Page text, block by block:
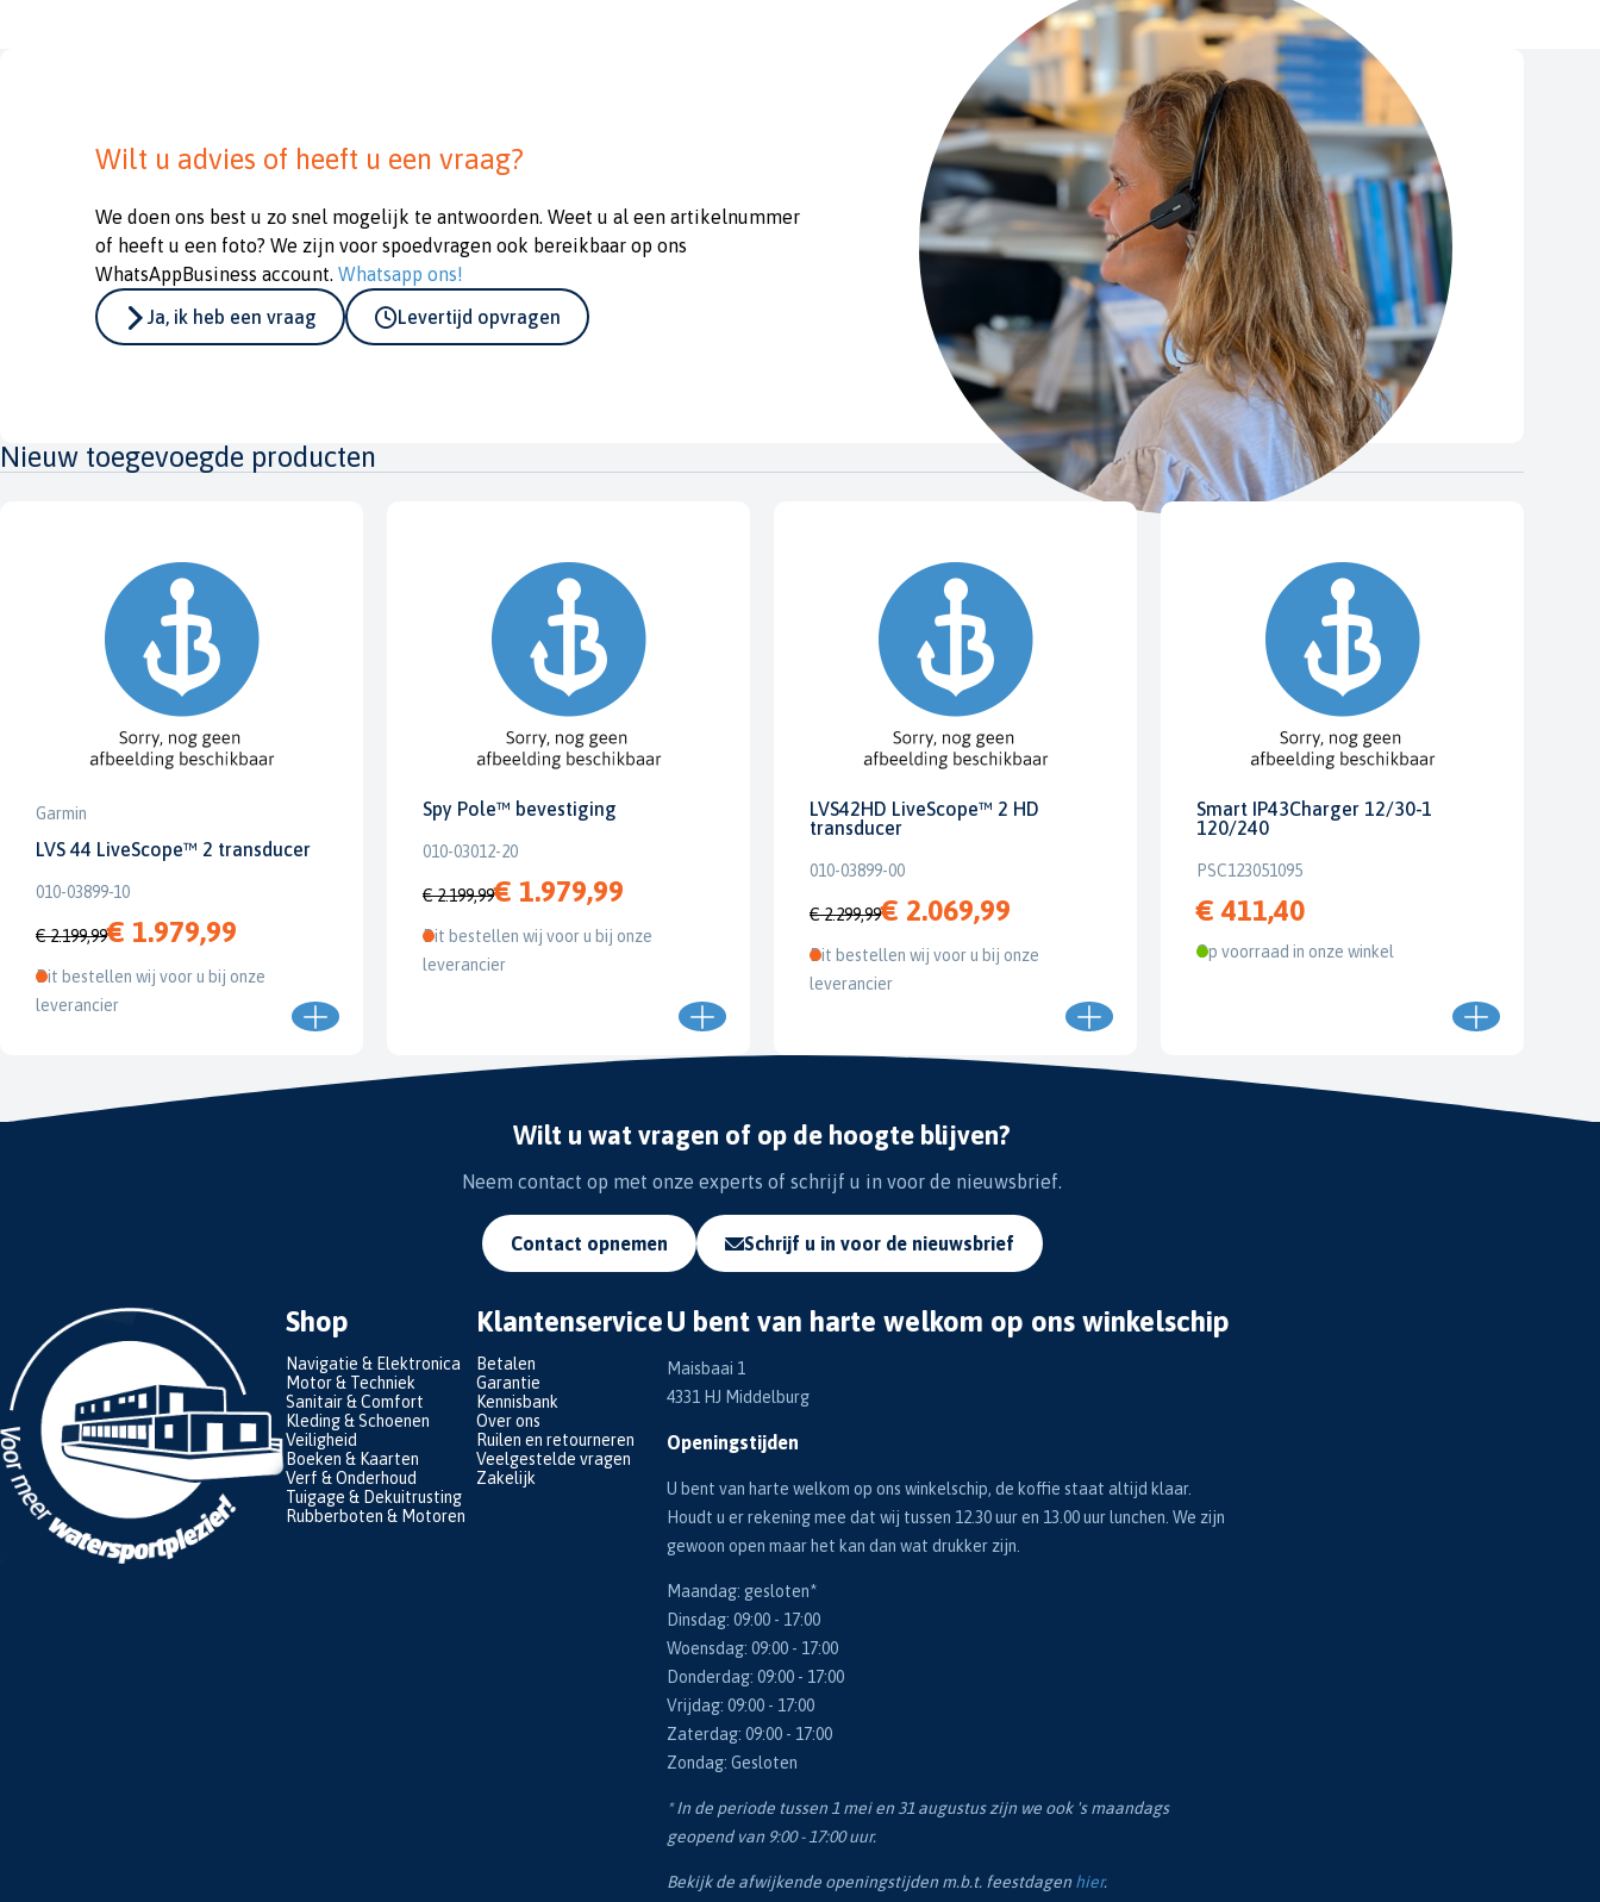
Wilt u advies of heeft u een vraag?
We doen ons best u zo snel mogelijk te antwoorden. Weet u al een artikelnummer
of heeft u een foto? We zijn voor spoedvragen ook bereikbaar op ons
WhatsAppBusiness account. Whatsapp ons!
Ja, ik heb een vraag
Levertijd opvragen
Nieuw toegevoegde producten
Garmin
LVS 44 LiveScope™ 2 transducer
010-03899-10
€ 2.199,99€ 1.979,99
Dit bestellen wij voor u bij onze
leverancier
Spy Pole™ bevestiging
010-03012-20
€ 2.199,99€ 1.979,99
Dit bestellen wij voor u bij onze
leverancier
LVS42HD LiveScope™ 2 HD
transducer
010-03899-00
€ 2.299,99€ 2.069,99
Dit bestellen wij voor u bij onze
leverancier
Smart IP43Charger 12/30-1
120/240
PSC123051095
€ 411,40
Op voorraad in onze winkel
Wilt u wat vragen of op de hoogte blijven?
Neem contact op met onze experts of schrijf u in voor de nieuwsbrief.
Contact opnemen Schrijf u in voor de nieuwsbrief
Shop
Navigatie & Elektronica
Motor & Techniek
Sanitair & Comfort
Kleding & Schoenen
Veiligheid
Boeken & Kaarten
Verf & Onderhoud
Tuigage & Dekuitrusting
Rubberboten & Motoren
Klantenservice
Betalen
Garantie
Kennisbank
Over ons
Ruilen en retourneren
Veelgestelde vragen
Zakelijk
U bent van harte welkom op ons winkelschip
Maisbaai 1
4331 HJ Middelburg
Openingstijden
U bent van harte welkom op ons winkelschip, de koffie staat altijd klaar.
Houdt u er rekening mee dat wij tussen 12.30 uur en 13.00 uur lunchen. We zijn
gewoon open maar het kan dan wat drukker zijn.
Maandag: gesloten*
Dinsdag: 09:00 - 17:00
Woensdag: 09:00 - 17:00
Donderdag: 09:00 - 17:00
Vrijdag: 09:00 - 17:00
Zaterdag: 09:00 - 17:00
Zondag: Gesloten
* In de periode tussen 1 mei en 31 augustus zijn we ook 's maandags
geopend van 9:00 - 17:00 uur.
Bekijk de afwijkende openingstijden m.b.t. feestdagen hier.